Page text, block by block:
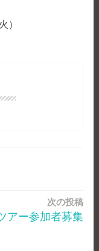
）
次の投稿
アー参加者募集